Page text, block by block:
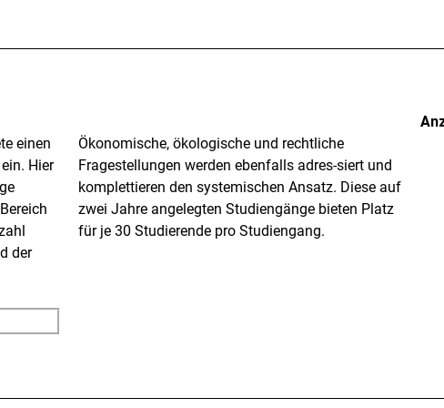
einen
Hier
der
Ökonomische, ökologische und rechtliche
Fragestellungen werden ebenfalls adres-siert und
komplettieren den systemischen Ansatz. Diese auf
zwei Jahre angelegten Studiengänge bieten Platz
für je 30 Studierende pro Studiengang.